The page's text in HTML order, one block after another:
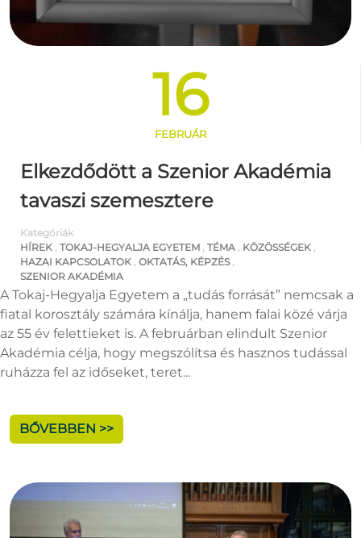
16
FEBRUÁR
Elkezdődött a Szenior Akadémia
tavaszi szemesztere
Kategóriák
HÍREK , TOKAJ-HEGYALJA EGYETEM , TÉMA , KÖZÖSSÉGEK ,
HAZAI KAPCSOLATOK , OKTATÁS, KÉPZÉS,
SZENIOR AKADÉMIA
A Tokaj-Hegyalja Egyetem a „tudás forrását” nemcsak a
fiatal korosztály számára kínálja, hanem falai közé várja
az 55 év felettieket is. A februárban elindult Szenior
Akadémia célja, hogy megszólítsa és hasznos tudással
ruházza fel az időseket, teret...
BŐVEBBEN >>